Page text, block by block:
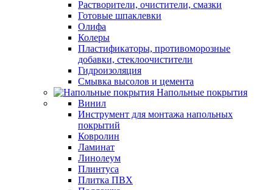
Растворители, очистители, смазки
Готовые шпаклевки
Олифа
Колеры
Пластификаторы, противоморозные
добавки, стеклоочистители
Гидроизоляция
Смывка высолов и цемента
Напольные покрытия
Винил
Инструмент для монтажа напольных
покрытий
Ковролин
Ламинат
Линолеум
Плинтуса
Плитка ПВХ